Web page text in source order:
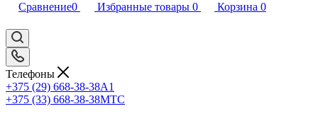
Сравнение0 Избранные товары 0 Корзина 0
Телефоны
+375 (29) 668-38-38A1
+375 (33) 668-38-38МТС